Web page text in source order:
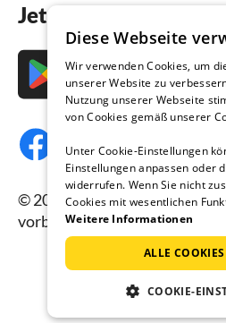
Jetzt die App
© 2026 Ferienhausmiete.de,
vorbehalten.
Diese Webseite
Wir verwenden Cookies, um
unserer Website zu
Nutzung unserer Webseite
von Cookies gemäß unserer
Unter Cookie-Einstellungen
Einstellungen anpassen oder
widerrufen. Wenn Sie nicht
Cookies mit wesentlichen
Weitere Informationen
ALLE
COOKIE-